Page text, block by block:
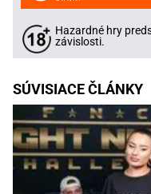
Hazardné hry
závislosti.
SÚVISIACE ČLÁNKY